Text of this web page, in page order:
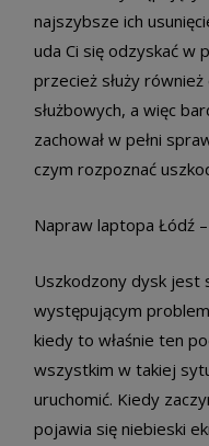
najszybsze ich
uda Ci się odzyskać w
przecież służy
służbowych, a więc
zachował w pełni
czym rozpoznać
Napraw laptopa Łódź
Uszkodzony dysk jest
występującym
kiedy to właśnie ten
wszystkim w takiej
uruchomić. Kiedy
pojawia się niebieski